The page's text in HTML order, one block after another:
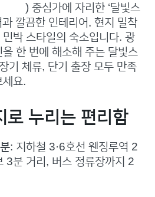
路) 중심가에 자리한 ‘달빛스
과 깔끔한 인테리어, 현지 밀착
박 스타일의 숙소입니다. 광
한 번에 해소해 주는 달빛스
기 체류, 단기 출장 모두 만족
세요.
로 누리는 편리함
: 지하철 3·6호선 웬징루역 2
3분 거리, 버스 정류장까지 2